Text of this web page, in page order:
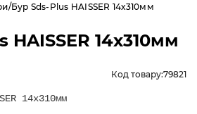
Бур Sds-Plus HAISSER 14х310мм
HAISSER 14х310мм
Код товару:79821